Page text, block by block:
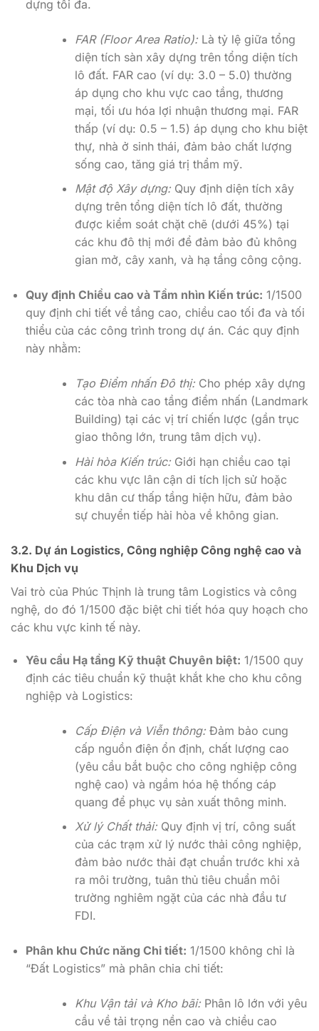
dựng tối đa.
FAR (Floor Area Ratio):Là tỷ lệ giữa tổng
diện tích sàn xây dựng trên tổng diện tích
lô đất. FAR cao (ví dụ: 3.0 – 5.0) thường
áp dụng cho khu vực cao tầng, thương
mại, tối ưu hóa lợi nhuận thương mại. FAR
thấp (ví dụ: 0.5 – 1.5) áp dụng cho khu biệt
thự, nhà ở sinh thái, đảm bảo chất lượng
sống cao, tăng giá trị thẩm mỹ.
Mật độ Xây dựng:Quy định diện tích xây
dựng trên tổng diện tích lô đất, thường
được kiểm soát chặt chẽ (dưới 45%) tại
các khu đô thị mới để đảm bảo đủ không
gian mở, cây xanh, và hạ tầng công cộng.
Quy định Chiều cao và Tầm nhìn Kiến trúc: 1/1500
quy định chi tiết về tầng cao, chiều cao tối đa và tối
thiểu của các công trình trong dự án. Các quy định
này nhằm:
Tạo Điểm nhấn Đô thị:Cho phép xây dựng
các tòa nhà cao tầng điểm nhấn (Landmark
Building) tại các vị trí chiến lược (gần trục
giao thông lớn, trung tâm dịch vụ).
Hài hòa Kiến trúc:Giới hạn chiều cao tại
các khu vực lân cận di tích lịch sử hoặc
khu dân cư thấp tầng hiện hữu, đảm bảo
sự chuyển tiếp hài hòa về không gian.
3.2. Dự án Logistics, Công nghiệp Công nghệ cao và
Khu Dịch vụ
Vai trò của Phúc Thịnh là trung tâm Logistics và công
nghệ, do đó 1/1500 đặc biệt chi tiết hóa quy hoạch cho
các khu vực kinh tế này.
Yêu cầu Hạ tầng Kỹ thuật Chuyên biệt: 1/1500 quy
định các tiêu chuẩn kỹ thuật khắt khe cho khu công
nghiệp và Logistics:
Cấp Điện và Viễn thông:Đảm bảo cung
cấp nguồn điện ổn định, chất lượng cao
(yêu cầu bắt buộc cho công nghiệp công
nghệ cao) và ngầm hóa hệ thống cáp
quang để phục vụ sản xuất thông minh.
Xử lý Chất thải:Quy định vị trí, công suất
của các trạm xử lý nước thải công nghiệp,
đảm bảo nước thải đạt chuẩn trước khi xả
ra môi trường, tuân thủ tiêu chuẩn môi
trường nghiêm ngặt của các nhà đầu tư
FDI.
Phân khu Chức năng Chi tiết: 1/1500 không chỉ là
“Đất Logistics” mà phân chia chi tiết:
Khu Vận tải và Kho bãi:Phân lô lớn với yêu
cầu về tải trọng nền cao và chiều cao